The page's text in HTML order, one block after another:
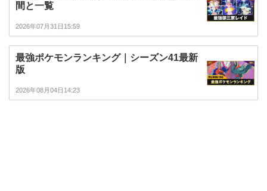
間と一覧
2026年07月31日15:59
最強ポケモンランキング｜シーズン41最新
版
2026年08月04日14:23